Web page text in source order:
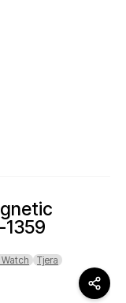
1359
Tjera